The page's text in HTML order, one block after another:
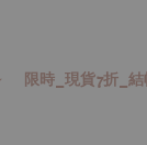
限時_現貨7折_結